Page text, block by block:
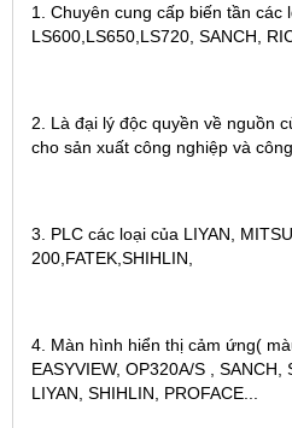
1. Chuyên cung cấp biến tần các
LS600,LS650,LS720, SANCH,
2. Là đại lý độc quyền về nguồn
cho sản xuất công nghiệp và
3. PLC các loại của LIYAN,
200,FATEK,SHIHLIN,
4. Màn hình hiển thị cảm ứng(
EASYVIEW, OP320A/S , SANCH,
LIYAN, SHIHLIN, PROFACE...